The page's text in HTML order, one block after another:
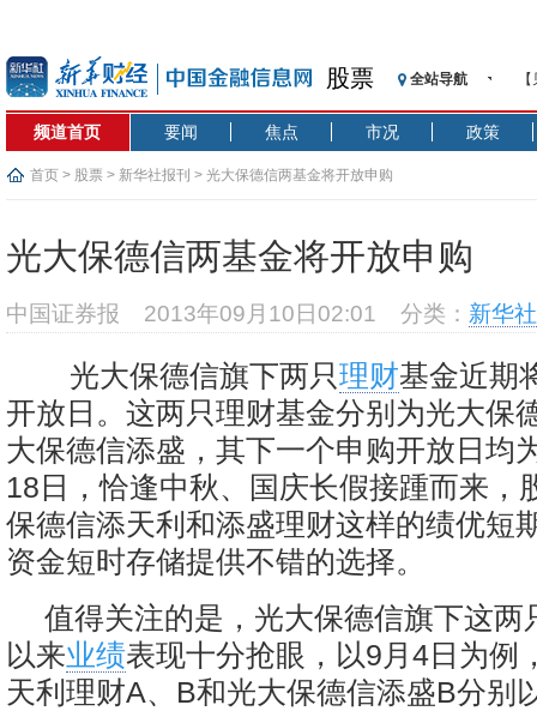
股票 全站导航
记
沥
频道首页 要闻 焦点 市况 政策
首页 > 股票 > 新华社报刊 > 光大保德信两基金将开放申购
光大保德信两基金将开放申购
中国证券报 2013年09月10日02:01 分类： 新华
光大保德信旗下两只理财基金近期
开放日。这两只理财基金分别为光大保
大保德信添盛，其下一个申购开放日均
18日，恰逢中秋、国庆长假接踵而来，
保德信添天利和添盛理财这样的绩优短
资金短时存储提供不错的选择。
值得关注的是，光大保德信旗下这两
以来业绩表现十分抢眼，以9月4日为例
天利理财A、B和光大保德信添盛B分别